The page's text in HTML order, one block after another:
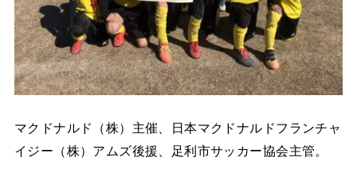
マクドナルド（株）主催、日本マクドナルドフランチャ
イジー（株）アムズ後援、足利市サッカー協会主管。